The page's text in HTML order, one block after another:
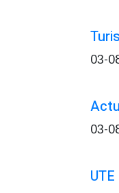
03-
03-